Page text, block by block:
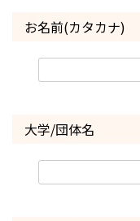
お名前(カタカナ)
大学/団体名